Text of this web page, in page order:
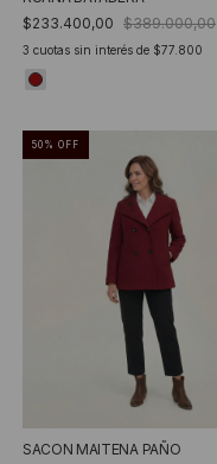
$233.400,00 $389.000,00
3 cuotas sin interés de $77.800
50 % OFF
SACON MAITENA PAÑO